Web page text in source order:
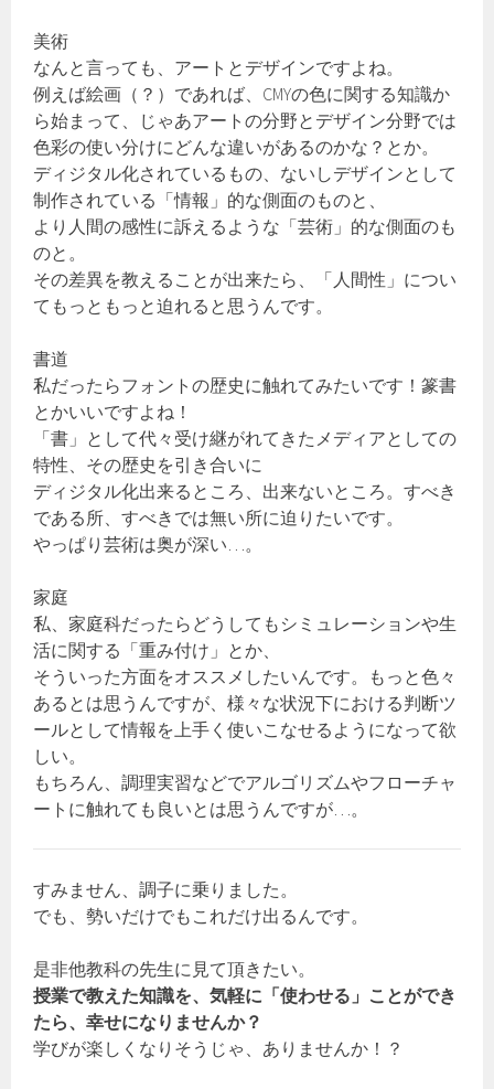
美術
なんと言っても、アートとデザインですよね。
例えば絵画（？）であれば、CMYの色に関する知識か
ら始まって、じゃあアートの分野とデザイン分野では
色彩の使い分けにどんな違いがあるのかな？とか。
ディジタル化されているもの、ないしデザインとして
制作されている「情報」的な側面のものと、
より人間の感性に訴えるような「芸術」的な側面のも
のと。
その差異を教えることが出来たら、「人間性」につい
てもっともっと迫れると思うんです。
書道
私だったらフォントの歴史に触れてみたいです！篆書
とかいいですよね！
「書」として代々受け継がれてきたメディアとしての
特性、その歴史を引き合いに
ディジタル化出来るところ、出来ないところ。すべき
である所、すべきでは無い所に迫りたいです。
やっぱり芸術は奥が深い…。
家庭
私、家庭科だったらどうしてもシミュレーションや生
活に関する「重み付け」とか、
そういった方面をオススメしたいんです。もっと色々
あるとは思うんですが、様々な状況下における判断ツ
ールとして情報を上手く使いこなせるようになって欲
しい。
もちろん、調理実習などでアルゴリズムやフローチャ
ートに触れても良いとは思うんですが…。
すみません、調子に乗りました。
でも、勢いだけでもこれだけ出るんです。
是非他教科の先生に見て頂きたい。
授業で教えた知識を、気軽に「使わせる」ことができ
たら、幸せになりませんか？
学びが楽しくなりそうじゃ、ありませんか！？